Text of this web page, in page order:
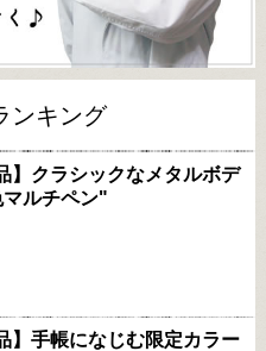
ンキング
】クラシックなメタルボデ
マルチペン"
】手帳になじむ限定カラー